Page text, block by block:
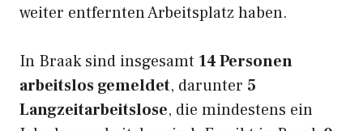
weiter entfernten Arbeitsplatz haben.
In Braak sind insgesamt 14 Personen
arbeitslos gemeldet, darunter 5
Langzeitarbeitslose, die mindestens ein